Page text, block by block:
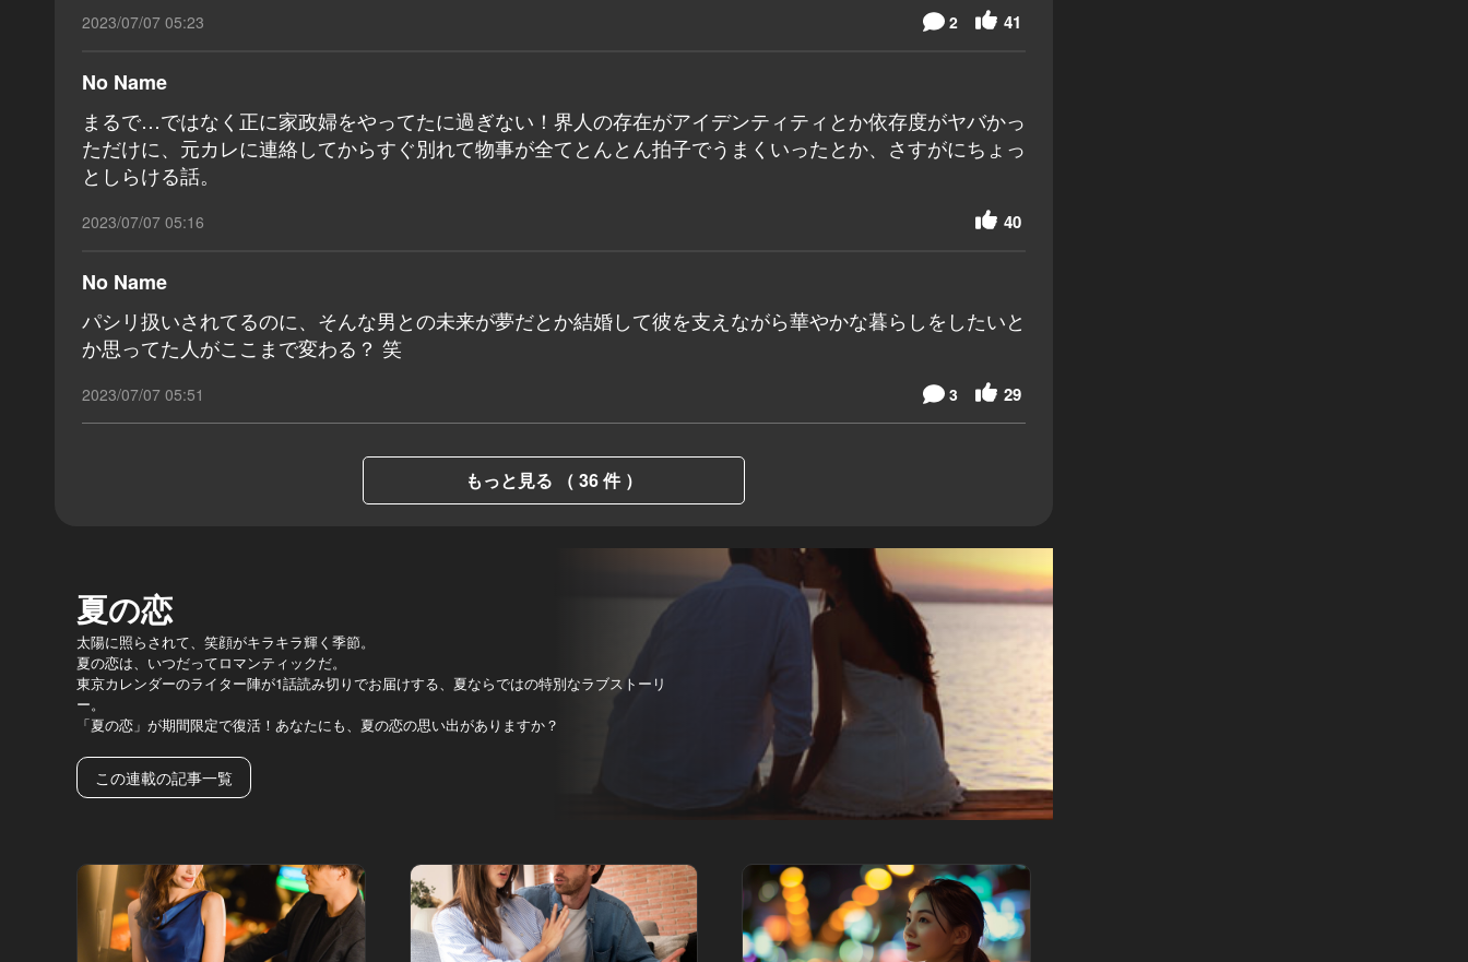
2023/07/07 05:23 41
2
No Name
まるで…ではなく正に家政婦をやってたに過ぎない！界人の存在がアイデンティティとか依存度がヤバかっ
ただけに、元カレに連絡してからすぐ別れて物事が全てとんとん拍子でうまくいったとか、さすがにちょっ
としらける話。
2023/07/07 05:16 40
No Name
パシリ扱いされてるのに、そんな男との未来が夢だとか結婚して彼を支えながら華やかな暮らしをしたいと
か思ってた人がここまで変わる？ 笑
2023/07/07 05:51 29
3
もっと見る （ 36 件 ）
夏の恋
太陽に照らされて、笑顔がキラキラ輝く季節。
夏の恋は、いつだってロマンティックだ。
東京カレンダーのライター陣が1話読み切りでお届けする、夏ならではの特別なラブストーリ
ー。
「夏の恋」が期間限定で復活！あなたにも、夏の恋の思い出がありますか？
この連載の記事一覧